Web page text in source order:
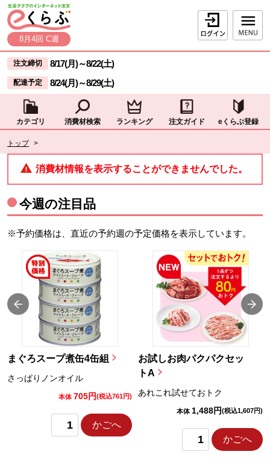
ページの先頭です。
本文へジャンプする。
8月4回 C週
ログイン
ここからサイト内共通メニューです。
サイト内共通メニューをスキップする
注文締切 8/17(月)～8/22(土)
配達予定 8/24(月)～8/29(土)
カテゴリ 消費材検索 ランキング 注文ガイド eくらぶ登録
トップ >
現在位置ここまで
消費材情報を表示することができませんでした。
今週の注目品
※予約価格は、直近の予約週の予定価格を表示しています。
まぐろスープ煮缶4缶組
さっぱりノンオイル
本体 705円(税込761円)
かごへ
お試しお肉パクパクセッ
トA
あれこれ試せておトク
本体 1,488円(税込1,607円)
かごへ